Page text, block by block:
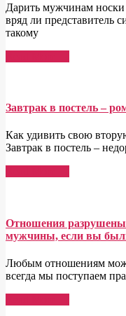
Дарить мужчинам
вряд ли представитель
такому
Завтрак в постель –
Как удивить свою
Завтрак в постель –
Отношения
мужчины, если вы
Любым отношениям
всегда мы поступаем